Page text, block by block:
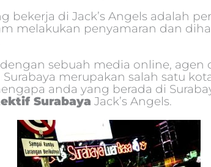
bekerja di Jack’s Angels adalah
melakukan penyamaran dan
sebuah media online, agen
merupakan salah satu
anda yang berada di
Surabaya Jack’s Angels.